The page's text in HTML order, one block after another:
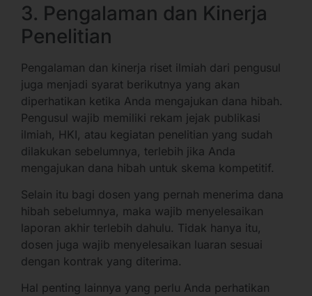
3. Pengalaman dan Kinerja
Penelitian
Pengalaman dan kinerja riset ilmiah dari pengusul
juga menjadi syarat berikutnya yang akan
diperhatikan ketika Anda mengajukan dana hibah.
Pengusul wajib memiliki rekam jejak publikasi
ilmiah, HKI, atau kegiatan penelitian yang sudah
dilakukan sebelumnya, terlebih jika Anda
mengajukan dana hibah untuk skema kompetitif.
Selain itu bagi dosen yang pernah menerima dana
hibah sebelumnya, maka wajib menyelesaikan
laporan akhir terlebih dahulu. Tidak hanya itu,
dosen juga wajib menyelesaikan luaran sesuai
dengan kontrak yang diterima.
Hal penting lainnya yang perlu Anda perhatikan